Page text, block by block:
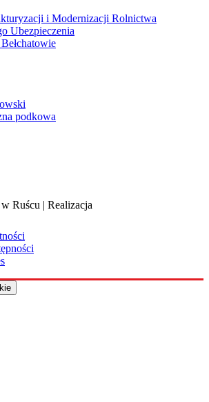
i Modernizacji Rolnictwa
Ubezpieczenia
podkowa
Ruścu | Realizacja